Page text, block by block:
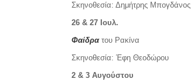
Σκηνοθεσία: Δημήτρης Μπογδάνος
26 & 27 Ιουλ.
Φαίδρατου Ρακίνα
Σκηνοθεσία: Έφη Θεοδώρου
2 & 3 Αυγούστου